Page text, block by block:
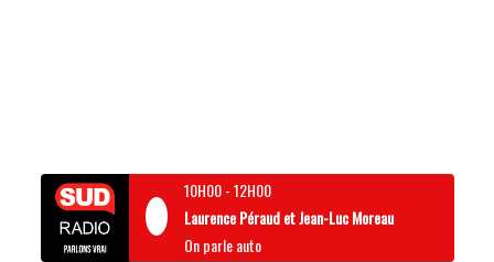
10H00-12H00
Laurence Péraud et Jean-Luc Moreau
On parle auto